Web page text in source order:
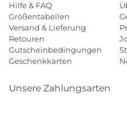
Hilfe & FAQ
Größentabellen
Versand & Lieferung
Retouren
Gutscheinbedingungen
Geschenkkarten
Unsere Zahlungsarten